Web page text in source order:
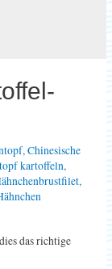
,Chinesische
kartoffeln,
,
das richtige